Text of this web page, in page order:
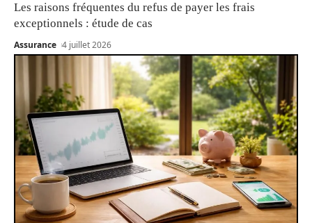
Les raisons fréquentes du refus de payer les frais
exceptionnels : étude de cas
Assurance 4 juillet 2026